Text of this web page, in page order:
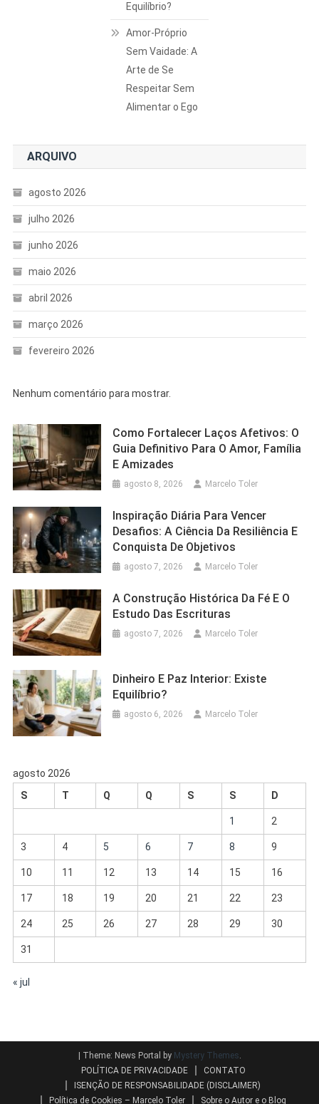
Equilíbrio?
Amor-Próprio
Sem Vaidade: A
Arte de Se
Respeitar Sem
Alimentar o Ego
ARQUIVO
agosto 2026
julho 2026
junho 2026
maio 2026
abril 2026
março 2026
fevereiro 2026
Nenhum comentário para mostrar.
Como Fortalecer Laços Afetivos: O
Guia Definitivo Para O Amor, Família
E Amizades
agosto 8, 2026 Marcelo Toler
Inspiração Diária Para Vencer
Desafios: A Ciência Da Resiliência E
Conquista De Objetivos
agosto 7, 2026 Marcelo Toler
A Construção Histórica Da Fé E O
Estudo Das Escrituras
agosto 7, 2026 Marcelo Toler
Dinheiro E Paz Interior: Existe
Equilíbrio?
agosto 6, 2026 Marcelo Toler
agosto 2026
S
T Q Q S S D
1 2
3 4 5 6 7 8 9
10 11 12 13 14 15 16
17 18 19 20 21 22 23
24 25 26 27 28 29 30
31
« jul
| Theme: News Portal by Mystery Themes
POLÍTICA DE PRIVACIDADE
CONTATO
ISENÇÃO DE RESPONSABILIDADE (DISCLAIMER)
Política de Cookies – Marcelo Toler
Sobre o Autor e o Blog